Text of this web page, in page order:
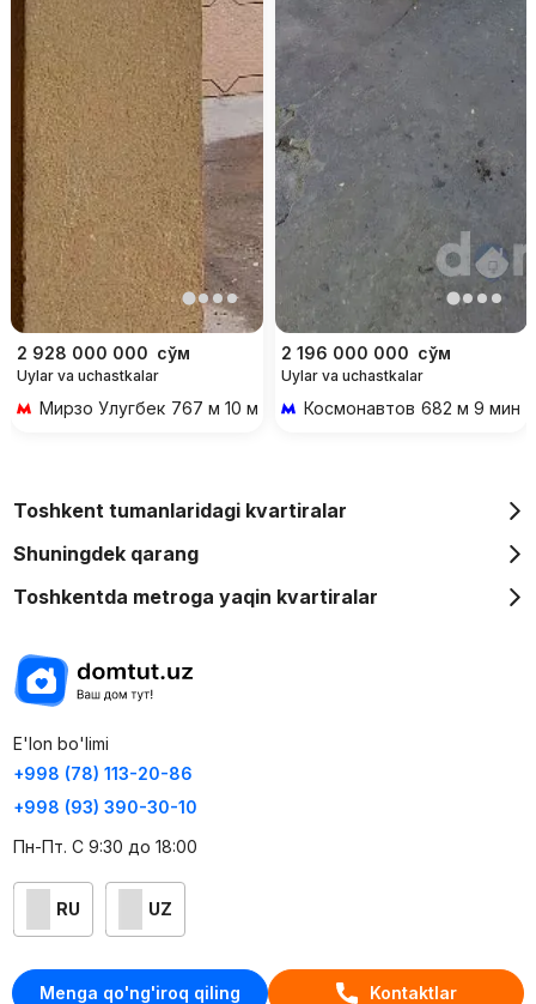
Menga qo'ng'iroq qiling Kontaktlar
2 928 000 000 сўм
Uylar va uchastkalar
Мирзо Улугбек 767 м 10 мин piyoda
2 196 000 000 сўм
Uylar va uchastkalar
Космонавтов 682 м 9 мин
Toshkent tumanlaridagi kvartiralar
Shuningdek qarang
Toshkentda metroga yaqin kvartiralar
E'lon bo'limi
+998 (78) 113-20-86
+998 (93) 390-30-10
Пн-Пт. С 9:30 до 18:00
RU UZ
Kontaktlar